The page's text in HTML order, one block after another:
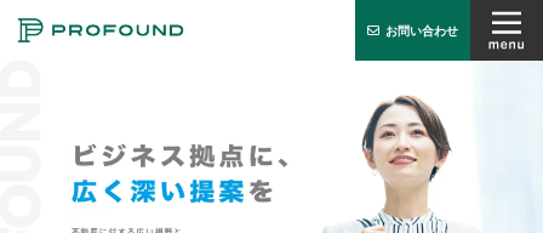
PROFUNDとは
お問い合わせ